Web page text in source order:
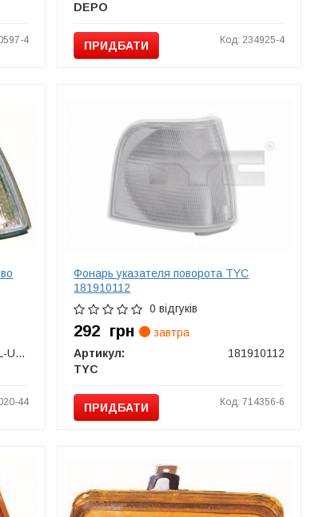
4
DEPO
ПРИДБАТИ Код: 234925-4
441-1509L-UE-C
44
Фонарь указателя поворота TYC
181910112
0 відгуків
292 грн
завтра
Артикул:
181910112
TYC
ПРИДБАТИ Код: 714356-6